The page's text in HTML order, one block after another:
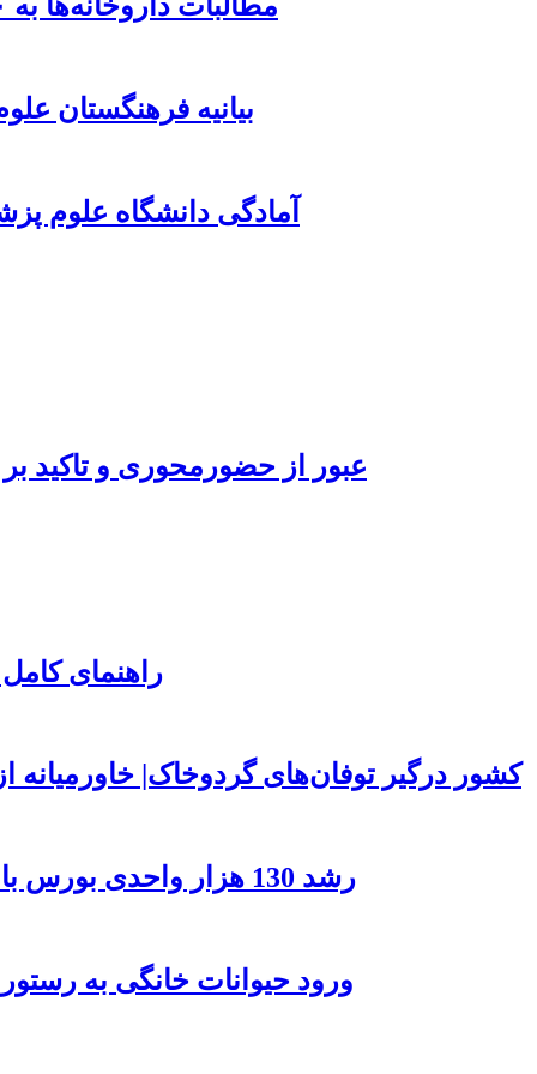
بیانیه فرهنگستان
آمادگی دانشگاه علوم
عبور از حضورمحوری و تاکید
راهنمای
۱۵۰ کشور درگیر توفان‌های گردوخاک|
رشد 130 هزار واحدی بورس با ورود 6 همت پول حقیقی/ صف خرید 700 نماد
ورود حیوانات خانگی به